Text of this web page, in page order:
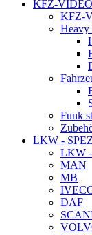
KFZ-
KFZ-
Heavy
Funk
LKW -
LKW -
MAN
MB
DAF